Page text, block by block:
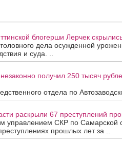
блогерши Лерчек скрылись
дела осужденной
и суда. ..
получил 250 тысяч
отдела по
раскрыли 67 преступлений
управлением СКР по Самарской
прошлых лет за ..